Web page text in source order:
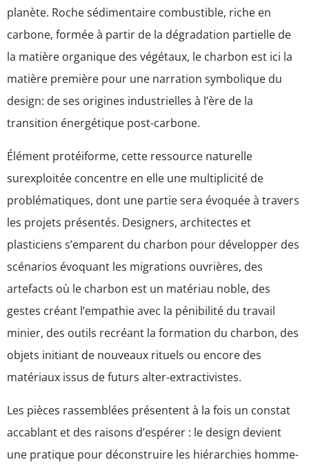
planète. Roche sédimentaire combustible, riche en
carbone, formée à partir de la dégradation partielle de
la matière organique des végétaux, le charbon est ici la
matière première pour une narration symbolique du
design: de ses origines industrielles à l’ère de la
transition énergétique post-carbone.
Élément protéiforme, cette ressource naturelle
surexploitée concentre en elle une multiplicité de
problématiques, dont une partie sera évoquée à travers
les projets présentés. Designers, architectes et
plasticiens s’emparent du charbon pour développer des
scénarios évoquant les migrations ouvrières, des
artefacts où le charbon est un matériau noble, des
gestes créant l’empathie avec la pénibilité du travail
minier, des outils recréant la formation du charbon, des
objets initiant de nouveaux rituels ou encore des
matériaux issus de futurs alter-extractivistes.
Les pièces rassemblées présentent à la fois un constat
accablant et des raisons d’espérer : le design devient
une pratique pour déconstruire les hiérarchies homme-